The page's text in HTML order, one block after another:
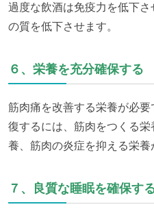
過度な飲酒は免疫力を低下
の質を低下させます。
６、栄養を充分確保する
筋肉痛を改善する栄養が必
復するには、筋肉をつくる
養、筋肉の炎症を抑える栄養
７、良質な睡眠を確保す